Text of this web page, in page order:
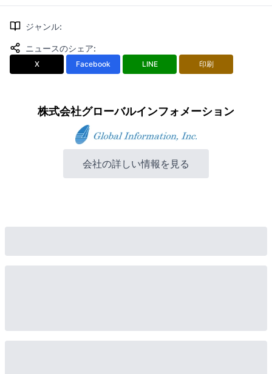
ジャンル:
ニュースのシェア:
X Facebook LINE 印刷
株式会社グローバルインフォメーション
会社の詳しい情報を見る